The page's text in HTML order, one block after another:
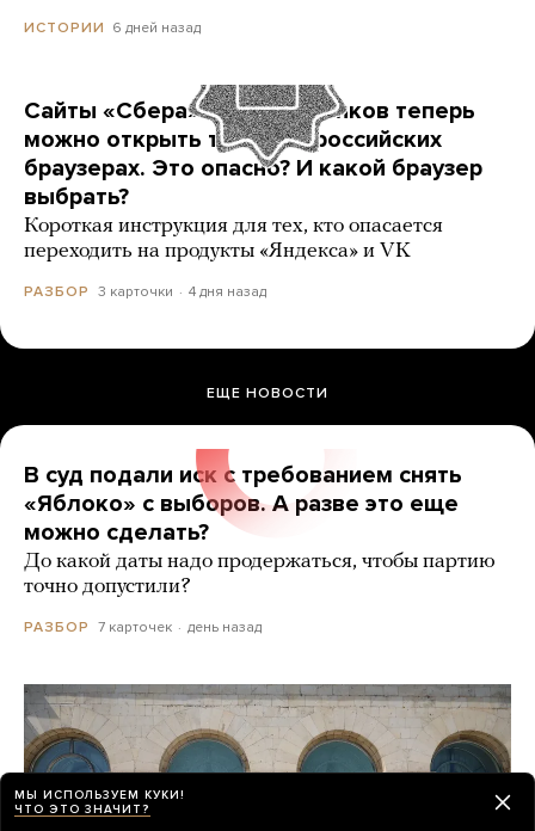
ИСТОРИИ 6 дней назад
Сайты «Сбера» и других банков теперь
можно открыть только в российских
браузерах. Это опасно? И какой браузер
выбрать?
Короткая инструкция для тех, кто опасается
переходить на продукты «Яндекса» и VK
РАЗБОР 3 карточки 4 дня назад
ЕЩЕ НОВОСТИ
В суд подали иск с требованием снять
«Яблоко» с выборов. А разве это еще
можно сделать?
До какой даты надо продержаться, чтобы партию
точно допустили?
РАЗБОР 7 карточек день назад
МЫ ИСПОЛЬЗУЕМ КУКИ!
ЧТО ЭТО ЗНАЧИТ?